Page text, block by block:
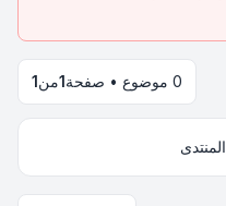
0 موضوع • صفحة 1من1